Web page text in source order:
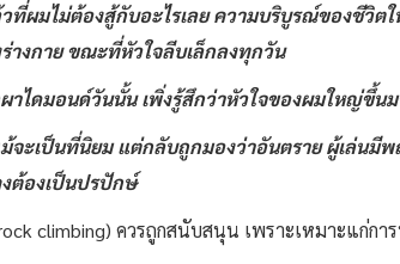
ที่ผมไม่ต้องสู้กับอะไรเลย ความบริบูรณ์ของชีวิต
ร่างกาย ขณะที่หัวใจลีบเล็กลงทุกวัน
ไดมอนด์วันนั้น เพิ่งรู้สึกว่าหัวใจของผมใหญ่ขึ้นม
จะเป็นที่นิยม แต่กลับถูกมองว่าอันตราย ผู้เล่นมี
ต้องเป็นปรปักษ์
climbing) ควรถูกสนับสนุน เพราะเหมาะแก่การ